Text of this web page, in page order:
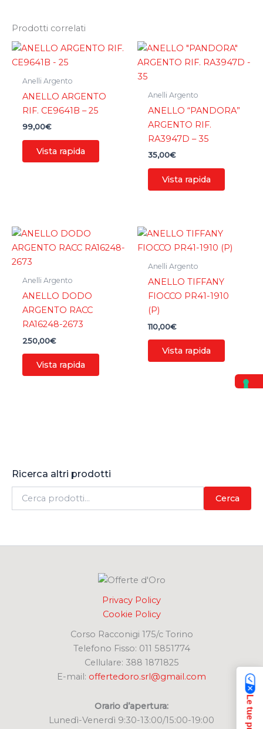
Ricerca altri prodotti
Cerca
Prodotti correlati
Anelli Argento
ANELLO ARGENTO
RIF. CE9641B – 25
99,00€
Vista rapida
Anelli Argento
ANELLO “PANDORA”
ARGENTO RIF.
RA3947D – 35
35,00€
Vista rapida
Anelli Argento
ANELLO DODO
ARGENTO RACC
RA16248-2673
250,00€
Vista rapida
Anelli Argento
ANELLO TIFFANY
FIOCCO PR41-1910
(P)
110,00€
Vista rapida
Privacy Policy
Cookie Policy
Corso Racconigi 175/c Torino
Telefono Fisso: 011 5851774
Cellulare: 388 1871825
E-mail: offertedoro.srl@gmail.com
Orario d’apertura:
Lunedì-Venerdì 9:30-13:00/15:00-19:00